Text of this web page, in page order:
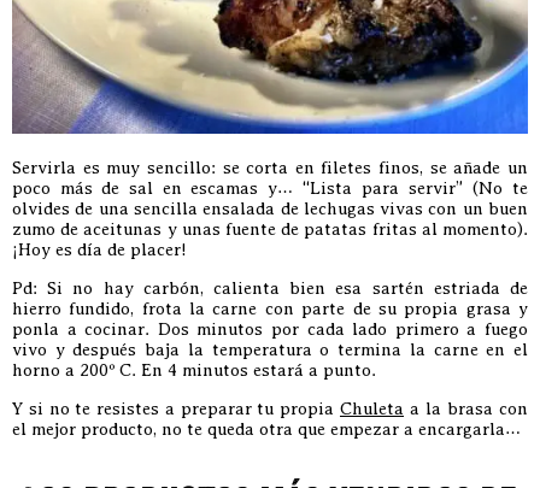
Servirla es muy sencillo: se corta en filetes finos, se añade un
poco más de sal en escamas y… “Lista para servir” (No te
olvides de una sencilla ensalada de lechugas vivas con un buen
zumo de aceitunas y unas fuente de patatas fritas al momento).
¡Hoy es día de placer!
Pd: Si no hay carbón, calienta bien esa sartén estriada de
hierro fundido, frota la carne con parte de su propia grasa y
ponla a cocinar. Dos minutos por cada lado primero a fuego
vivo y después baja la temperatura o termina la carne en el
horno a 200º C. En 4 minutos estará a punto.
Y si no te resistes a preparar tu propia Chuleta a la brasa con
el mejor producto, no te queda otra que empezar a encargarla…